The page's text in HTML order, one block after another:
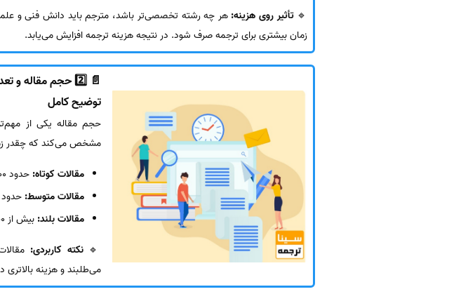
🔹تأثیر روی هزینه: هر چه رشته تخصصی‌تر باشد، مترجم باید دانش فنی و
زمان بیشتری برای ترجمه صرف شود. در نتیجه هزینه ترجمه افزایش می‌یابد.
📄 2️⃣ حجم مقاله و تعداد کلمات
توضیح کامل
حجم مقاله یکی از
مشخص می‌کند که چقدر
مقالات کوتاه: حدود 1000–2000 کلمه، زمان ترجمه کوتاه و هزینه کمتر
مقالات متوسط: حدود 2000–5000 کلمه، زمان و
مقالات بلند: بیش از 5000 کلمه، زمان و هزینه بالاتر به دلیل حجم زیاد و نیاز به دقت بیشتر
🔹نکته کاربردی:
می‌طلبند و هزینه بالاتری